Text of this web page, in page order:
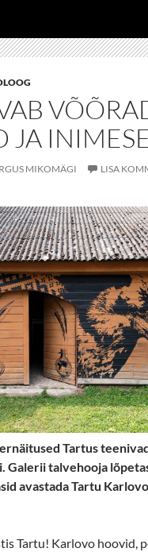
JA
MIKOMÄGI LISA
Tartus
Galerii talvehooja
avastada Tartu
Tartu! Karlovo hoovid,